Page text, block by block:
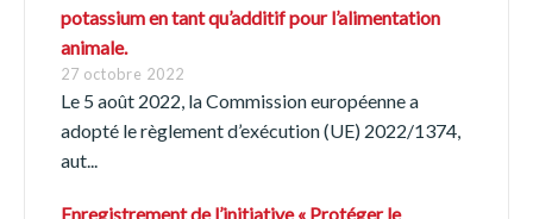
potassium en tant qu’additif pour l’alimentation
animale.
27 octobre 2022
Le 5 août 2022, la Commission européenne a
adopté le règlement d’exécution (UE) 2022/1374,
aut...
Enregistrement de l’initiative « Protéger le
Switch The Language
Français English
Italiano Español